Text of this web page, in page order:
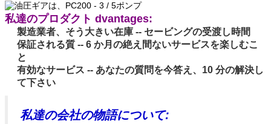
私達のプロダクト dvantages:
製造業者、そう大きい在庫 -- セービングの受渡し時間
保証される質 -- 6 か月の絶え間ないサービスを楽しむこ
と
有効なサービス -- あなたの質問を今答え、10 分の解決し
て下さい
私達の会社の物語について: